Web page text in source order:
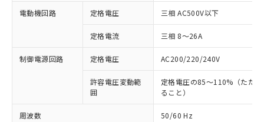
電動機回路 定格電圧 三相 AC500V以下
定格電流 三相 8～26A
制御電源回路 定格電圧 AC200/220/240V
許容電圧変動範
囲
定格電圧の85～110%（ただ
ること）
周波数 50/60 Hz